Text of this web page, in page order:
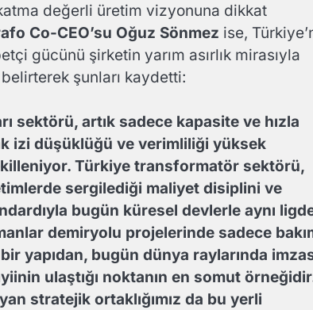
değerli üretim vizyonuna dikkat
Co-CEO’su Oğuz Sönmez ise,
gücünü şirketin yarım asırlık mirasıyla
belirterek şunları kaydetti:
sektörü, artık sadece kapasite ve hızla
izi düşüklüğü ve verimliliği yüksek
Türkiye transformatör sektörü,
sergilediği maliyet disiplini ve
bugün küresel devlerle aynı
demiryolu projelerinde sadece
yapıdan, bugün dünya raylarında
ulaştığı noktanın en somut
stratejik ortaklığımız da bu yerli